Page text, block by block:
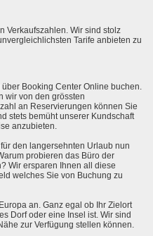
Verkaufszahlen. Wir sind stolz
Tarife anbieten zu
Booking Center Online buchen.
wir von den grössten
an Reservierungen können Sie
stets bemüht unserer Kundschaft
anzubieten.
den langersehnten Urlaub nun
probieren das Büro der
Wir ersparen Ihnen all diese
welches Sie von Buchung zu
an. Ganz egal ob Ihr Zielort
Dorf oder eine Insel ist. Wir sind
zur Verfügung stellen können.